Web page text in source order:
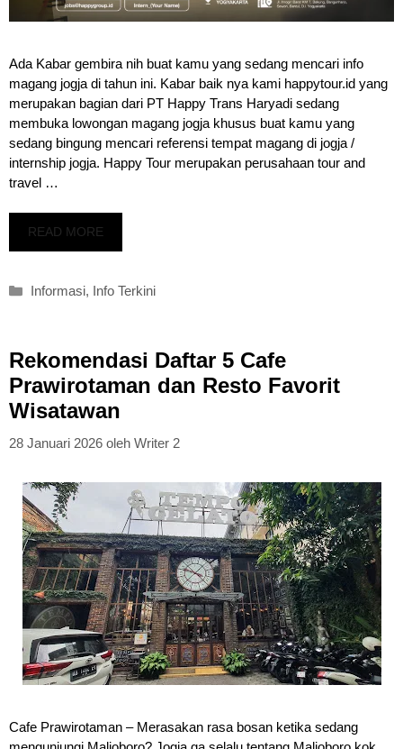
Ada Kabar gembira nih buat kamu yang sedang mencari info
magang jogja di tahun ini. Kabar baik nya kami happytour.id yang
merupakan bagian dari PT Happy Trans Haryadi sedang
membuka lowongan magang jogja khusus buat kamu yang
sedang bingung mencari referensi tempat magang di jogja /
internship jogja. Happy Tour merupakan perusahaan tour and
travel …
READ MORE
Kategori
Informasi, Info Terkini
Rekomendasi Daftar 5 Cafe
Prawirotaman dan Resto Favorit
Wisatawan
28 Januari 2026 oleh Writer 2
Cafe Prawirotaman – Merasakan rasa bosan ketika sedang